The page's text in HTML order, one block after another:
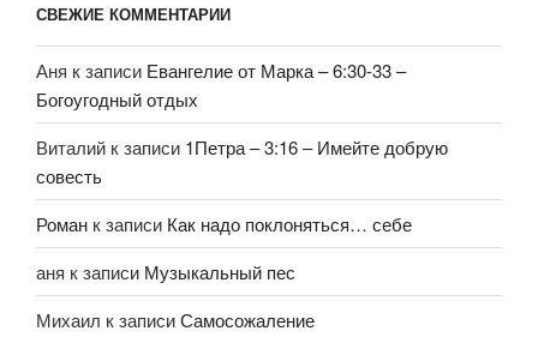
СВЕЖИЕ КОММЕНТАРИИ
Аня к записи Евангелие от Марка – 6:30-33 –
Богоугодный отдых
Виталий к записи 1Петра – 3:16 – Имейте добрую
совесть
Роман к записи Как надо поклоняться… себе
аня к записи Музыкальный пес
Михаил к записиСамосожаление